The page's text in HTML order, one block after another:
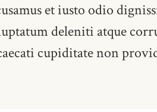
et iusto odio
deleniti atque
cupiditate non